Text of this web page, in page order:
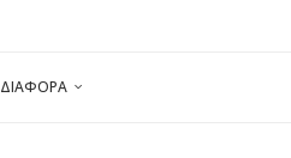
ΔΙΑΦΟΡΑ